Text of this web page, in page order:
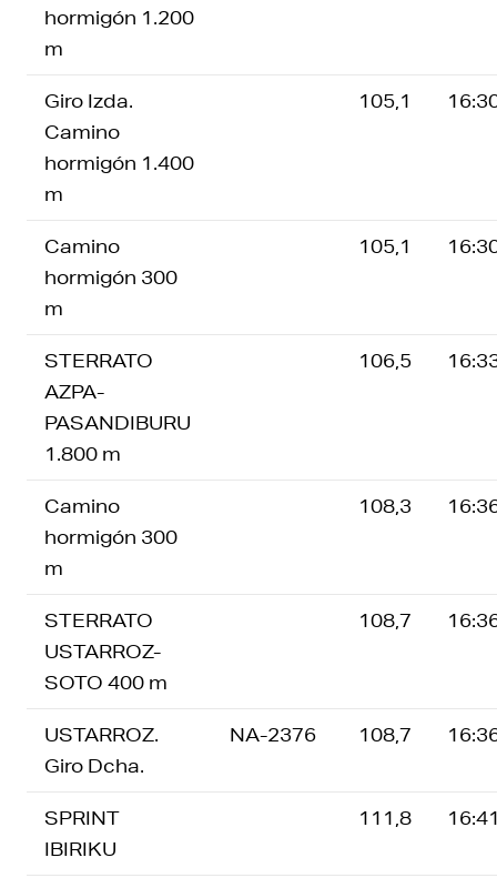
hormigón 1.200
m
Giro Izda.
Camino
hormigón 1.400
m
105,1
Camino
hormigón 300
m
105,1
STERRATO
AZPA-
PASANDIBURU
1.800 m
106,5
Camino
hormigón 300
m
108,3
STERRATO
USTARROZ-
SOTO 400 m
108,7
USTARROZ.
Giro Dcha.
NA-2376 108,7
SPRINT
IBIRIKU
111,8